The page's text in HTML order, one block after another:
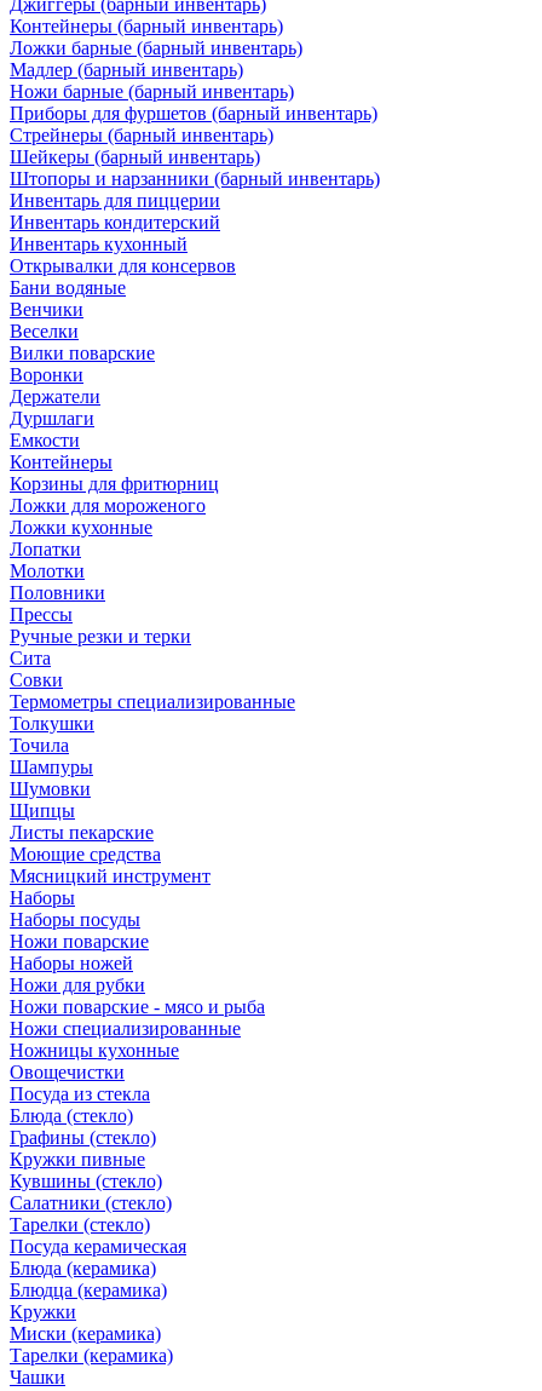
Джиггеры (барный инвентарь)
Контейнеры (барный инвентарь)
Ложки барные (барный инвентарь)
Мадлер (барный инвентарь)
Ножи барные (барный инвентарь)
Приборы для фуршетов (барный инвентарь)
Стрейнеры (барный инвентарь)
Шейкеры (барный инвентарь)
Штопоры и нарзанники (барный инвентарь)
Инвентарь для пиццерии
Инвентарь кондитерский
Инвентарь кухонный
Открывалки для консервов
Бани водяные
Венчики
Веселки
Вилки поварские
Воронки
Держатели
Дуршлаги
Емкости
Контейнеры
Корзины для фритюрниц
Ложки для мороженого
Ложки кухонные
Лопатки
Молотки
Половники
Прессы
Ручные резки и терки
Сита
Совки
Термометры специализированные
Толкушки
Точила
Шампуры
Шумовки
Щипцы
Листы пекарские
Моющие средства
Мясницкий инструмент
Наборы
Наборы посуды
Ножи поварские
Наборы ножей
Ножи для рубки
Ножи поварские - мясо и рыба
Ножи специализированные
Ножницы кухонные
Овощечистки
Посуда из стекла
Блюда (стекло)
Графины (стекло)
Кружки пивные
Кувшины (стекло)
Салатники (стекло)
Тарелки (стекло)
Посуда керамическая
Блюда (керамика)
Блюдца (керамика)
Кружки
Миски (керамика)
Тарелки (керамика)
Чашки